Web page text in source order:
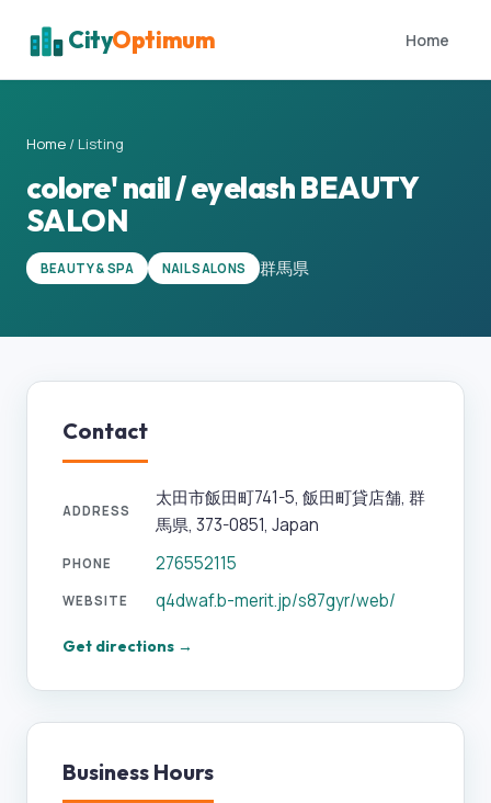
CityOptimum Home
Home / Listing
colore' nail / eyelash BEAUTY
SALON
BEAUTY & SPA NAIL SALONS 群馬県
Contact
ADDRESS
太田市飯田町741-5, 飯田町貸店舗, 群
馬県, 373-0851, Japan
PHONE 276552115
WEBSITE q4dwaf.b-merit.jp/s87gyr/web/
Get directions →
Business Hours